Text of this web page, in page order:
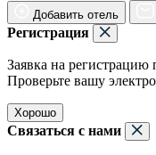
Добавить отель
Регистрация
Заявка на регистрацию
Проверьте вашу
Хорошо
Связаться с нами